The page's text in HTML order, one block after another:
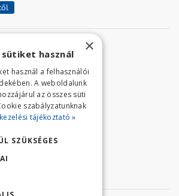
Vércse út 17.
06 (56) 423-324
(56) 429-771
információ:
×
sütiket használ
használ a felhasználói
A weboldalunk
az összes süti
szabályzatunknak
tájékoztató »
SZÜKSÉGES